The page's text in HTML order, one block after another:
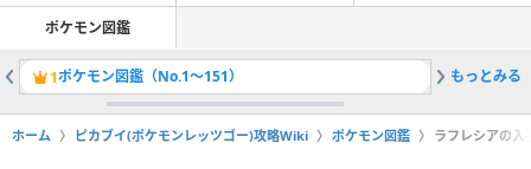
ポケモン図鑑
1ポケモン図鑑（No.1〜151） 2相棒シ
もっとみる
ホーム ピカブイ(ポケモンレッツゴー)攻略Wiki ポケモン図鑑 ラフレシアの入